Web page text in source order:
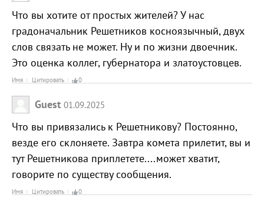
Что вы хотите от простых жителей? У нас
градоначальник Решетников косноязычный, двух
слов связать не может. Ну и по жизни двоечник.
Это оценка коллег, губернатора и златоустовцев.
Имя Цитировать 0
Guest 01.09.2025
Что вы привязались к Решетникову? Постоянно,
везде его склоняете. Завтра комета прилетит, вы и
тут Решетникова приплетете....может хватит,
говорите по существу сообщения.
Имя Цитировать 0